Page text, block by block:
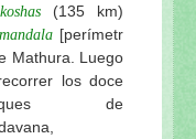
koshas (135 km)
mandala [perímetr
Mathura. Luego
los doce
de